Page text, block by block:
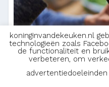
koninginvandekeuken.nl
technologieën zoals
de functionaliteit en
verbeteren, om
advertentiedoeleinden